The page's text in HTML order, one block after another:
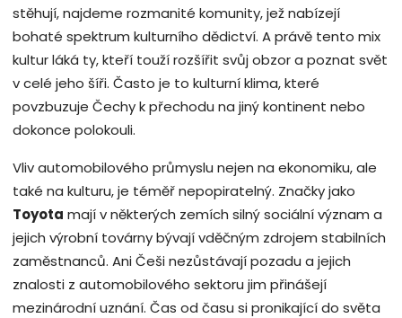
stěhují, najdeme rozmanité komunity, jež nabízejí
bohaté spektrum kulturního dědictví. A právě tento mix
kultur láká ty, kteří touží rozšířit svůj obzor a poznat svět
v celé jeho šíři. Často je to kulturní klima, které
povzbuzuje Čechy k přechodu na jiný kontinent nebo
dokonce polokouli.
Vliv automobilového průmyslu nejen na ekonomiku, ale
také na kulturu, je téměř nepopiratelný. Značky jako
Toyota mají v některých zemích silný sociální význam a
jejich výrobní továrny bývají vděčným zdrojem stabilních
zaměstnanců. Ani Češi nezůstávají pozadu a jejich
znalosti z automobilového sektoru jim přinášejí
mezinárodní uznání. Čas od času si pronikající do světa